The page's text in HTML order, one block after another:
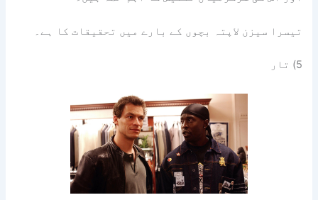
تیسرا سیزن لاپتہ بچوں کے بارے میں تحقیقات کا ہے۔
5) تار